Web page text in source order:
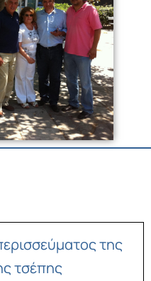
της
τσέπης